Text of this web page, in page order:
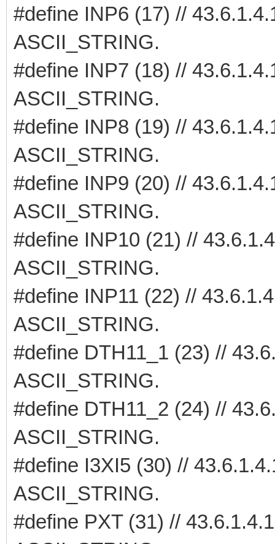
#define INP6 (17) //
ASCII_STRING.
#define INP7 (18) //
ASCII_STRING.
#define INP8 (19) //
ASCII_STRING.
#define INP9 (20) //
ASCII_STRING.
#define INP10 (21) //
ASCII_STRING.
#define INP11 (22) //
ASCII_STRING.
#define DTH11_1 (23) //
ASCII_STRING.
#define DTH11_2 (24) //
ASCII_STRING.
#define I3XI5 (30) //
ASCII_STRING.
#define PXT (31) //